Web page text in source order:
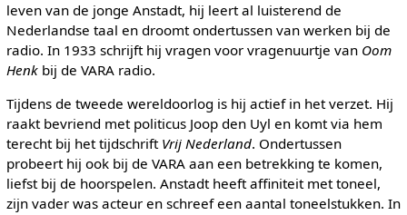
leven van de jonge Anstadt, hij leert al luisterend de
Nederlandse taal en droomt ondertussen van werken bij de
radio. In 1933 schrijft hij vragen voor vragenuurtje van Oom
Henkbij de VARA radio.
Tijdens de tweede wereldoorlog is hij actief in het verzet. Hij
raakt bevriend met politicus Joop den Uyl en komt via hem
terecht bij het tijdschrift Vrij Nederland. Ondertussen
probeert hij ook bij de VARA aan een betrekking te komen,
liefst bij de hoorspelen. Anstadt heeft affiniteit met toneel,
zijn vader was acteur en schreef een aantal toneelstukken. In